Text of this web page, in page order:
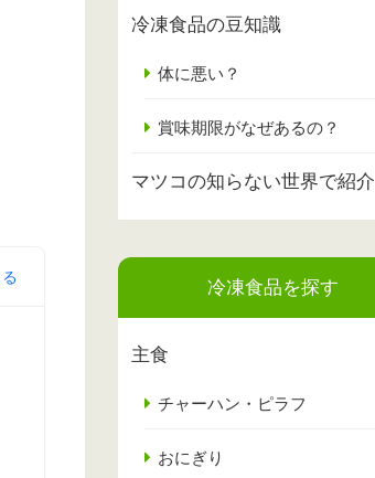
冷凍食品の豆知識
体に悪い？
賞味期限がなぜあるの？
マツコの知らない世界で紹介
冷凍食品を探す
主食
チャーハン・ピラフ
おにぎり